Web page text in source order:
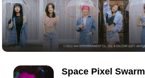
Space Pixel Swarm